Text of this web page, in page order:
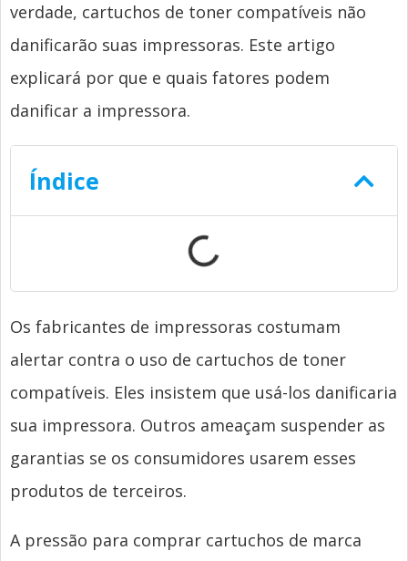
verdade, cartuchos de toner compatíveis não
danificarão suas impressoras. Este artigo
explicará por que e quais fatores podem
danificar a impressora.
Índice
Os fabricantes de impressoras costumam
alertar contra o uso de cartuchos de toner
compatíveis. Eles insistem que usá-los danificaria
sua impressora. Outros ameaçam suspender as
garantias se os consumidores usarem esses
produtos de terceiros.
A pressão para comprar cartuchos de marca